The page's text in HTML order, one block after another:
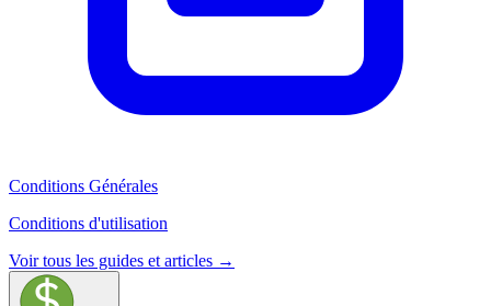
Conditions Générales
Conditions d'utilisation
Voir tous les guides et articles →